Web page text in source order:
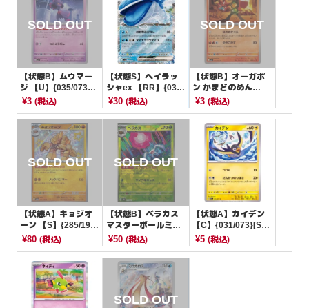
【状態B】ムウマー
ジ 【U】{035/073}
[SV1a]
¥3 (税込)
【状態S】ヘイラッ
シャex 【RR】{032/
063}[SV9a]
¥30(税込)
【状態B】オーガポ
ン かまどのめん
【U】{021/063}[SV
¥3 (税込)
【状態A】キョジオ
ーン 【S】{285/190}
[SV4a]
¥80 (税込)
【状態B】ベラカス
マスターボールミラ
ー【-】{014/187}[S
¥50(税込)
【状態A】カイデン
【C】{031/073}[SV
1a]
¥5 (税込)